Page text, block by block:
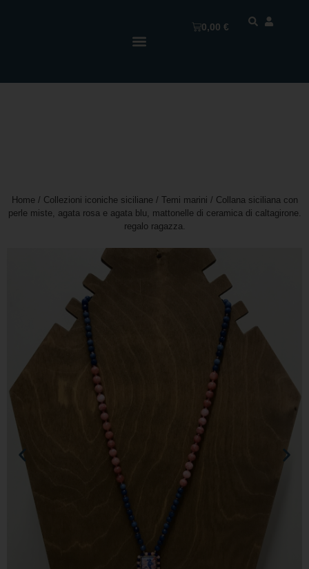
0,00€
Home / Collezioni iconiche siciliane / Temi marini / Collana siciliana con
perle miste, agata rosa e agata blu, mattonelle di ceramica di caltagirone.
regalo ragazza.